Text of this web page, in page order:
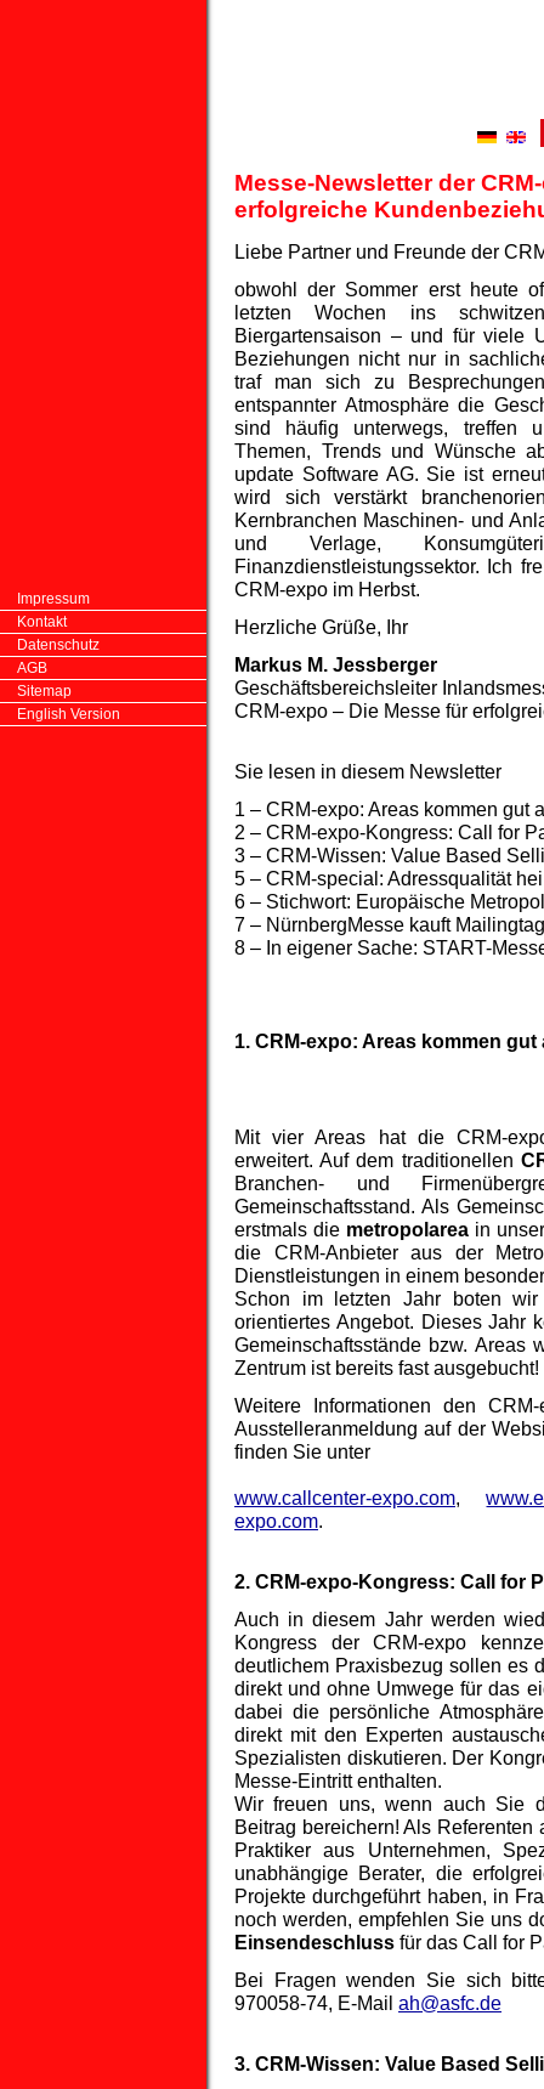
Impressum
Kontakt
Datenschutz
AGB
Sitemap
English Version
Messe-Newsletter der
erfolgreiche
Liebe Partner und Freunde der
obwohl der Sommer erst heute
letzten Wochen ins
Biergartensaison – und für viele
Beziehungen nicht nur in
traf man sich zu
entspannter Atmosphäre die
sind häufig unterwegs, treffen
Themen, Trends und Wünsche
update Software AG. Sie ist
wird sich verstärkt
Kernbranchen Maschinen- und
und Verlage,
Finanzdienstleistungssektor. Ich
CRM-expo im Herbst.
Herzliche Grüße, Ihr
Markus M. Jessberger
Geschäftsbereichsleiter
CRM-expo – Die Messe für
Sie lesen in diesem Newsletter
1 – CRM-expo: Areas kommen gut
2 – CRM-expo-Kongress: Call for
3 – CRM-Wissen: Value Based
5 – CRM-special: Adressqualität
6 – Stichwort: Europäische
7 – NürnbergMesse kauft
8 – In eigener Sache: START-
1. CRM-expo: Areas kommen gut
Mit vier Areas hat die CRM-
erweitert. Auf dem traditionellen
Branchen- und
Gemeinschaftsstand. Als
erstmals die metropolarea in
die CRM-Anbieter aus der
Dienstleistungen in einem
Schon im letzten Jahr boten
orientiertes Angebot. Dieses Jahr
Gemeinschaftsstände bzw. Areas
Zentrum ist bereits fast ausgebucht!
Weitere Informationen den
Ausstelleranmeldung auf der
finden Sie unter
www.callcenter-expo.com,
expo.com.
2. CRM-expo-Kongress: Call for
Auch in diesem Jahr werden
Kongress der CRM-expo
deutlichem Praxisbezug sollen es
direkt und ohne Umwege für das
dabei die persönliche
direkt mit den Experten
Spezialisten diskutieren. Der
Messe-Eintritt enthalten.
Wir freuen uns, wenn auch Sie
Beitrag bereichern! Als
Praktiker aus Unternehmen,
unabhängige Berater, die
Projekte durchgeführt haben, in
noch werden, empfehlen Sie uns
Einsendeschluss für das Call for
Bei Fragen wenden Sie sich
970058-74, E-Mail ah@asfc.de
3. CRM-Wissen: Value Based